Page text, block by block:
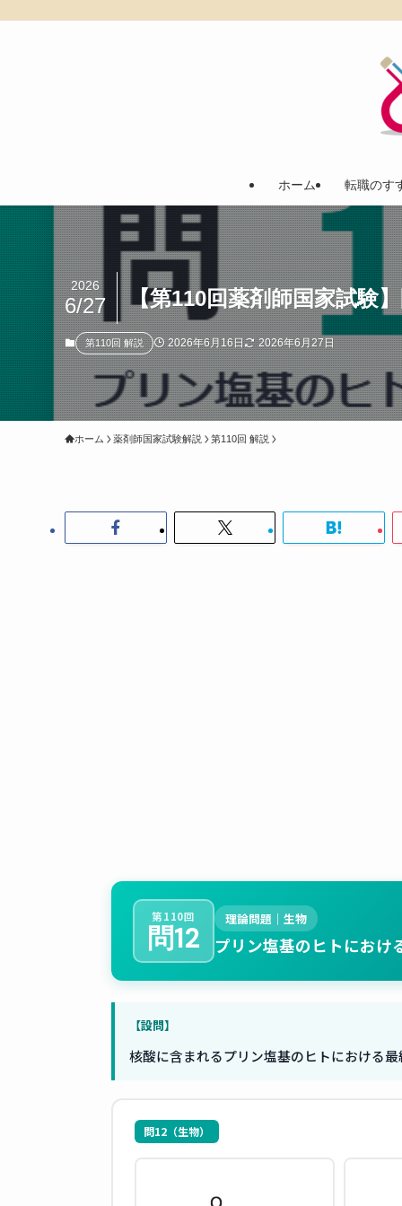
ホーム 転職のす
【第110回薬剤師国家試験
2026
6/27
第110回 解説 2026年6月16日 2026年6月27日
ホーム 薬剤師国家試験解説 第110回 解説
第110回
問12
理論問題｜生物
プリン塩基のヒトにおけ
【設問】
核酸に含まれるプリン塩基のヒトにおける
問12（生物）